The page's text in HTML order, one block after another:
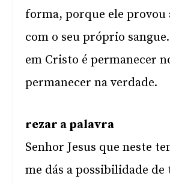
forma, porque ele provou
com o seu próprio
em Cristo é permanecer
permanecer na verdade.
rezar a palavra
Senhor Jesus que neste
me dás a possibilidade